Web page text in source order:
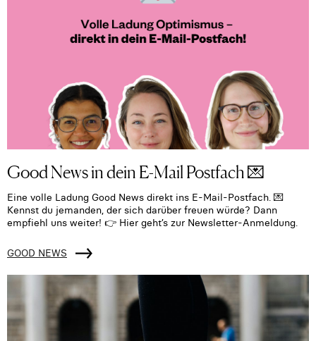
Good News in dein E-Mail Postfach 💌
Eine volle Ladung Good News direkt ins E-Mail-Postfach. 💌
Kennst du jemanden, der sich darüber freuen würde? Dann
empfiehl uns weiter! 👉 Hier geht’s zur Newsletter-Anmeldung.
GOOD NEWS